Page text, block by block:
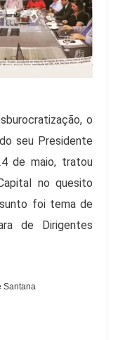
o
seu Presidente
de maio, tratou
no quesito
foi tema de
de Dirigentes
Santana